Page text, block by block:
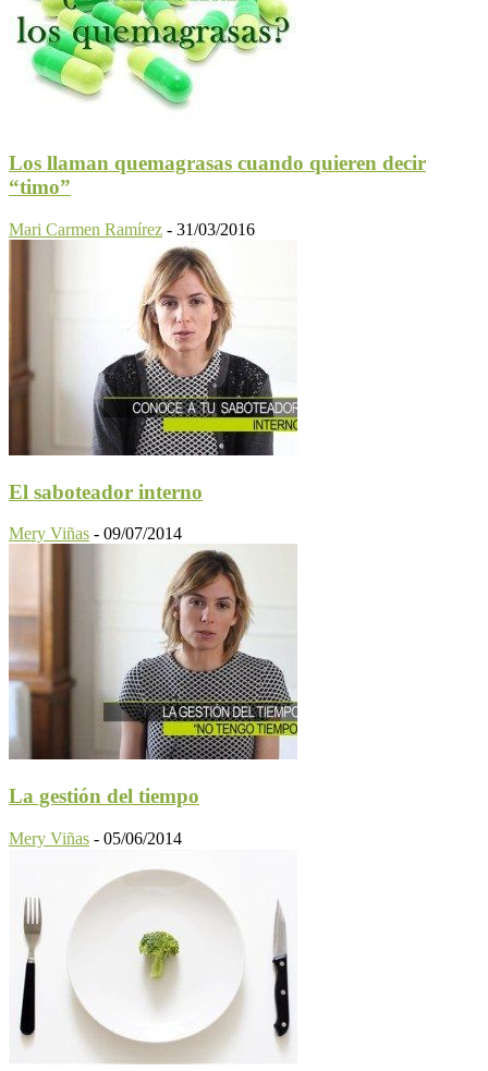
Los llaman quemagrasas cuando quieren decir
“timo”
Mari Carmen Ramírez - 31/03/2016
El saboteador interno
Mery Viñas - 09/07/2014
La gestión del tiempo
Mery Viñas - 05/06/2014